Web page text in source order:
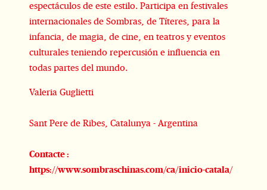
espectáculos de este estilo. Participa en festivales
internacionales de Sombras, de Títeres, para la
infancia, de magia, de cine, en teatros y eventos
culturales teniendo repercusión e influencia en
todas partes del mundo.
Valeria Guglietti
Sant Pere de Ribes, Catalunya - Argentina
Contacte :
https://www.sombraschinas.com/ca/inicio-catala/